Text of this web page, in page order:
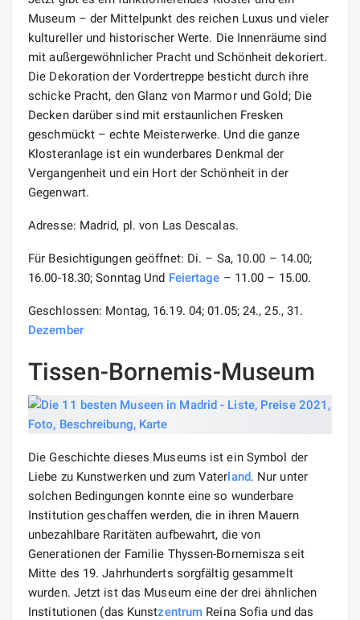
Museum – der Mittelpunkt des reichen Luxus und vieler
kultureller und historischer Werte. Die Innenräume sind
mit außergewöhnlicher Pracht und Schönheit dekoriert.
Die Dekoration der Vordertreppe besticht durch ihre
schicke Pracht, den Glanz von Marmor und Gold; Die
Decken darüber sind mit erstaunlichen Fresken
geschmückt – echte Meisterwerke. Und die ganze
Klosteranlage ist ein wunderbares Denkmal der
Vergangenheit und ein Hort der Schönheit in der
Gegenwart.
Adresse: Madrid, pl. von Las Descalas.
Für Besichtigungen geöffnet: Di. – Sa, 10.00 – 14.00;
16.00-18.30; Sonntag Und Feiertage – 11.00 – 15.00.
Geschlossen: Montag, 16.19. 04; 01.05; 24., 25., 31.
Dezember
Tissen-Bornemis-Museum
Die Geschichte dieses Museums ist ein Symbol der
Liebe zu Kunstwerken und zum Vaterland. Nur unter
solchen Bedingungen konnte eine so wunderbare
Institution geschaffen werden, die in ihren Mauern
unbezahlbare Raritäten aufbewahrt, die von
Generationen der Familie Thyssen-Bornemisza seit
Mitte des 19. Jahrhunderts sorgfältig gesammelt
wurden. Jetzt ist das Museum eine der drei ähnlichen
Institutionen (das Kunstzentrum Reina Sofia und das